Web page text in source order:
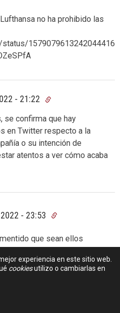
no ha prohibido las
1579079613242044416?
- 21:22
se confirma que hay
en Twitter respecto a la
o su intención de
atentos a ver cómo acaba
- 23:53
que sean ellos
afirma-que-ellos-no-
facturado-sino-la-
experiencia en este sitio web.
cookiesutilizo o cambiarlas en